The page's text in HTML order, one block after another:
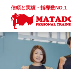
信頼と実績・指導数NO.1